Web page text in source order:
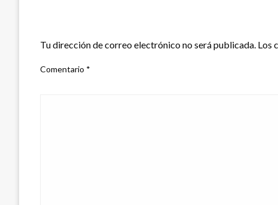
Tu dirección de correo electrónico no será publicada. Los
Comentario *